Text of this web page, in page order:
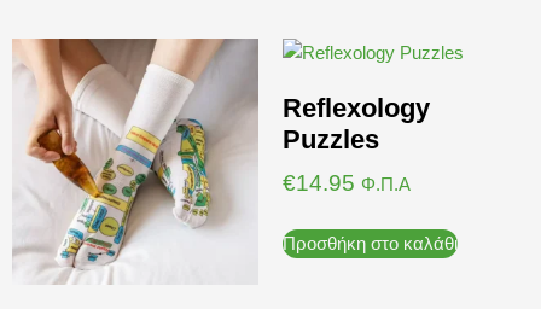
Reflexology
Puzzles
€14.95 Φ.Π.Α
Προσθήκη στο καλάθι